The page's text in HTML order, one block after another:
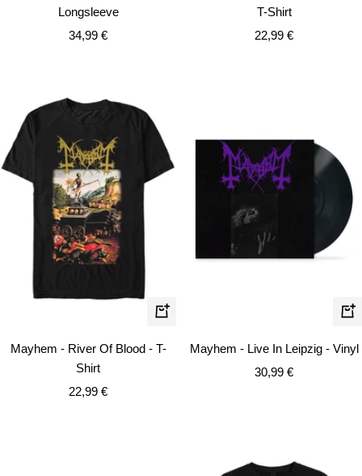
Longsleeve
Angebotspreis
34,99 €
T-Shirt
Angebotspreis
22,99 €
Schnellansicht
Mayhem - River Of Blood - T-
Shirt
Angebotspreis
22,99 €
In
Mayhem - Live In Leipzig - Vinyl
Angebotspreis
30,99 €